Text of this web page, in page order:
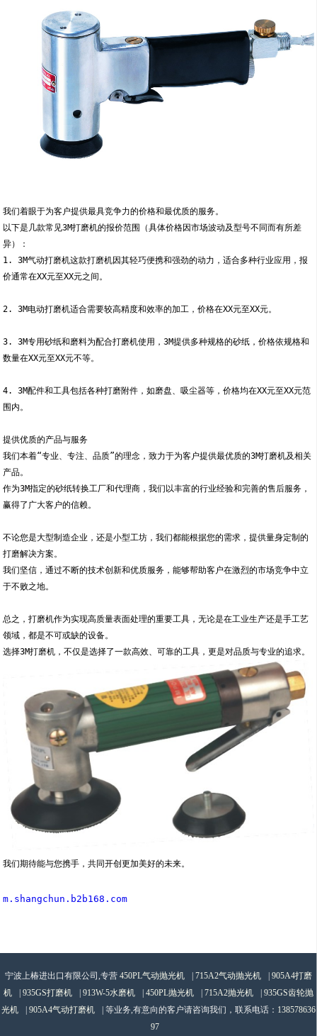
我们着眼于为客户提供最具竞争力的价格和最优质的服务。
以下是几款常见3M打磨机的报价范围（具体价格因市场波动及型号不同而有所差
异）：
1. 3M气动打磨机这款打磨机因其轻巧便携和强劲的动力，适合多种行业应用，报
价通常在XX元至XX元之间。
2. 3M电动打磨机适合需要较高精度和效率的加工，价格在XX元至XX元。
3. 3M专用砂纸和磨料为配合打磨机使用，3M提供多种规格的砂纸，价格依规格和
数量在XX元至XX元不等。
4. 3M配件和工具包括各种打磨附件，如磨盘、吸尘器等，价格均在XX元至XX元范
围内。
提供优质的产品与服务
我们本着“专业、专注、品质”的理念，致力于为客户提供最优质的3M打磨机及相关
产品。
作为3M指定的砂纸转换工厂和代理商，我们以丰富的行业经验和完善的售后服务，
赢得了广大客户的信赖。
不论您是大型制造企业，还是小型工坊，我们都能根据您的需求，提供量身定制的
打磨解决方案。
我们坚信，通过不断的技术创新和优质服务，能够帮助客户在激烈的市场竞争中立
于不败之地。
总之，打磨机作为实现高质量表面处理的重要工具，无论是在工业生产还是手工艺
领域，都是不可或缺的设备。
选择3M打磨机，不仅是选择了一款高效、可靠的工具，更是对品质与专业的追求。
我们期待能与您携手，共同开创更加美好的未来。
m.shangchun.b2b168.com
宁波上椿进出口有限公司,专营 450PL气动抛光机 715A2气动抛光机
905A4打磨
机
935GS打磨机 913W-5水磨机 450PL抛光机 715A2抛光机
935GS齿轮抛
光机
905A4气动打磨机 | 等业务,有意向的客户请咨询我们，联系电话： 138578636
97